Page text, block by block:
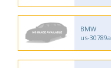
BMW
us-30789a